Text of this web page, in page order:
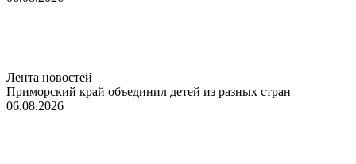
Лента новостей
Приморский край объединил детей из разных стран
06.08.2026